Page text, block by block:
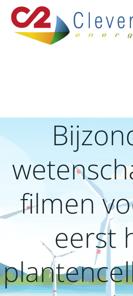
naar
de
inhoud
filmen
eerst